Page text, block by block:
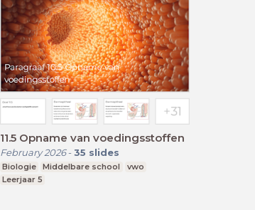
11.5 Opname van voedingsstoffen
February 2026- 35 slides
Biologie Middelbare school
vwo
Leerjaar 5